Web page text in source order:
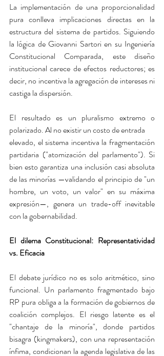
La implementación de una proporcionalidad
pura conlleva implicaciones directas en la
estructura del sistema de partidos. Siguiendo
la lógica de Giovanni Sartori en su Ingeniería
Constitucional Comparada, este diseño
institucional carece de efectos reductores; es
decir, no incentiva la agregación de intereses ni
castiga la dispersión.
El resultado es un pluralismo extremo o
polarizado. Al no existir un costo de entrada
elevado, el sistema incentiva la fragmentación
partidaria ("atomización del parlamento"). Si
bien esto garantiza una inclusión casi absoluta
de las minorías —validando el principio de "un
hombre, un voto, un valor" en su máxima
expresión—, genera un trade-off inevitable
con la gobernabilidad.
El dilema Constitucional: Representatividad
vs. Eficacia
El debate jurídico no es solo aritmético, sino
funcional. Un parlamento fragmentado bajo
RP pura obliga a la formación de gobiernos de
coalición complejos. El riesgo latente es el
"chantaje de la minoría", donde partidos
bisagra (kingmakers), con una representación
ínfima, condicionan la agenda legislativa de las